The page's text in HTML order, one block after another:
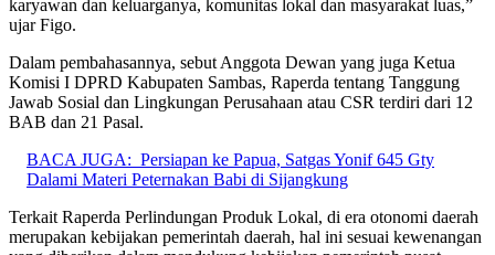
karyawan dan keluarganya, komunitas lokal dan masyarakat luas,”
ujar Figo.
Dalam pembahasannya, sebut Anggota Dewan yang juga Ketua
Komisi I DPRD Kabupaten Sambas, Raperda tentang Tanggung
Jawab Sosial dan Lingkungan Perusahaan atau CSR terdiri dari 12
BAB dan 21 Pasal.
BACA JUGA: Persiapan ke Papua, Satgas Yonif 645 Gty
Dalami Materi Peternakan Babi di Sijangkung
Terkait Raperda Perlindungan Produk Lokal, di era otonomi daerah
merupakan kebijakan pemerintah daerah, hal ini sesuai kewenangan